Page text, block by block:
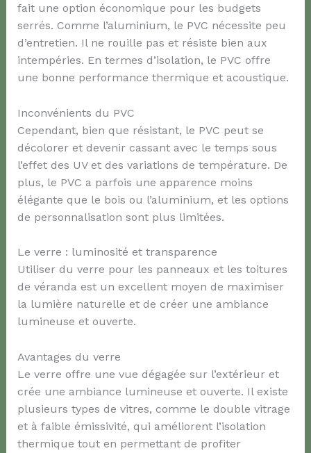
fait une option économique pour les budgets
serrés. Comme l’aluminium, le PVC nécessite peu
d’entretien. Il ne rouille pas et résiste bien aux
intempéries. En termes d’isolation, le PVC offre
une bonne performance thermique et acoustique.
Inconvénients du PVC
Cependant, bien que résistant, le PVC peut se
décolorer et devenir cassant avec le temps sous
l’effet des UV et des variations de température. De
plus, le PVC a parfois une apparence moins
élégante que le bois ou l’aluminium, et les options
de personnalisation sont plus limitées.
Le verre : luminosité et transparence
Utiliser du verre pour les panneaux et les toitures
de véranda est un excellent moyen de maximiser
la lumière naturelle et de créer une ambiance
lumineuse et ouverte.
Avantages du verre
Le verre offre une vue dégagée sur l’extérieur et
crée une ambiance lumineuse et ouverte. Il existe
plusieurs types de vitres, comme le double vitrage
et à faible émissivité, qui améliorent l’isolation
thermique tout en permettant de profiter